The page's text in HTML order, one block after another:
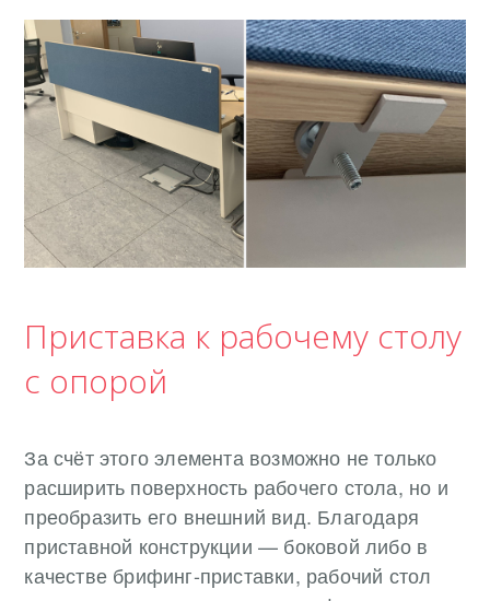
Приставка к рабочему столу
с опорой
За счёт этого элемента возможно не только
расширить поверхность рабочего стола, но и
преобразить его внешний вид. Благодаря
приставной конструкции — боковой либо в
качестве брифинг-приставки, рабочий стол